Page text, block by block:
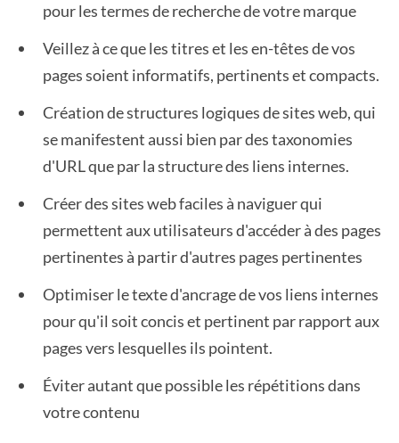
pour les termes de recherche de votre marque
Veillez à ce que les titres et les en-têtes de vos
pages soient informatifs, pertinents et compacts.
Création de structures logiques de sites web, qui
se manifestent aussi bien par des taxonomies
d'URL que par la structure des liens internes.
Créer des sites web faciles à naviguer qui
permettent aux utilisateurs d'accéder à des pages
pertinentes à partir d'autres pages pertinentes
Optimiser le texte d'ancrage de vos liens internes
pour qu'il soit concis et pertinent par rapport aux
pages vers lesquelles ils pointent.
Éviter autant que possible les répétitions dans
votre contenu